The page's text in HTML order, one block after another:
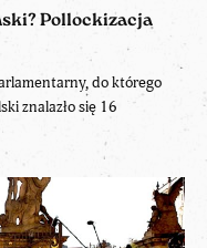
Pollockizacja
do którego
znalazło się 16